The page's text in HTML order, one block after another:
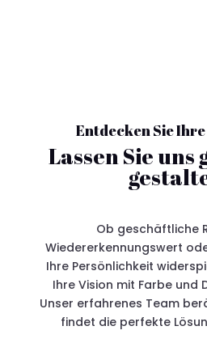
Entdecken Sie
Lassen Sie uns
Ob geschäftliche
Wiedererkennungswert
Ihre Persönlichkeit
Ihre Vision mit Farbe und
Unser erfahrenes Team
findet die perfekte